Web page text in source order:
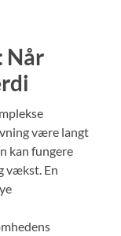
Når
være langt
kan fungere
vækst. En